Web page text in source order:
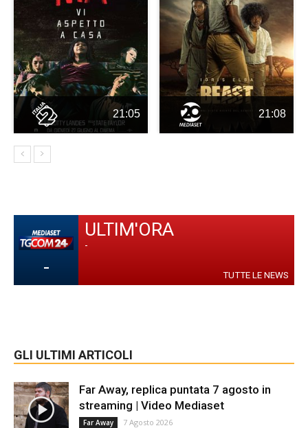
21:05 21:08
-
ULTIM'ORA
-
TUTTE LE NEWS
GLI ULTIMI ARTICOLI
Far Away, replica puntata 7 agosto in
streaming | Video Mediaset
Far Away 7 Agosto 2026